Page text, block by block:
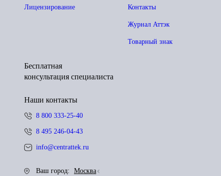
Контакты
Журнал Аттэк
Товарный знак
Лицензирование
Бесплатная
консультация специалиста
Наши контакты
8 800 333-25-40
8 495 246-04-43
info@centrattek.ru
Ваш город:
Москва